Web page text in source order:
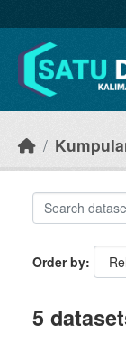
Order by
5